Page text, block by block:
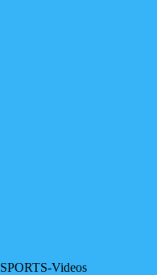
SPORTS-Videos